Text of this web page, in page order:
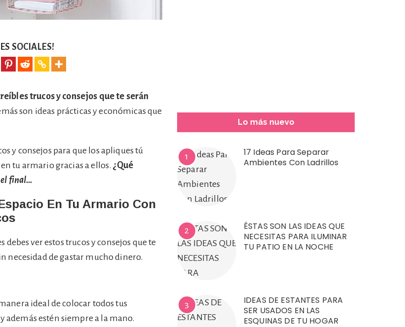
SOCIALES!
trucos y consejos que te serán
son ideas prácticas y económicas que
y consejos para que los apliques tú
tu armario gracias a ellos.¿Qué
el final…
En Tu Armario Con
ver estos trucos y consejos que te
necesidad de gastar mucho dinero.
ideal de colocar todos tus
además estén siempre a la mano.
Lo más nuevo
1
17 Ideas Para Separar
Ambientes Con Ladrillos
2
ÉSTAS SON LAS IDEAS QUE
NECESITAS PARA ILUMINAR
TU PATIO EN LA NOCHE
3
IDEAS DE ESTANTES PARA
SER USADOS EN LAS
ESQUINAS DE TU HOGAR